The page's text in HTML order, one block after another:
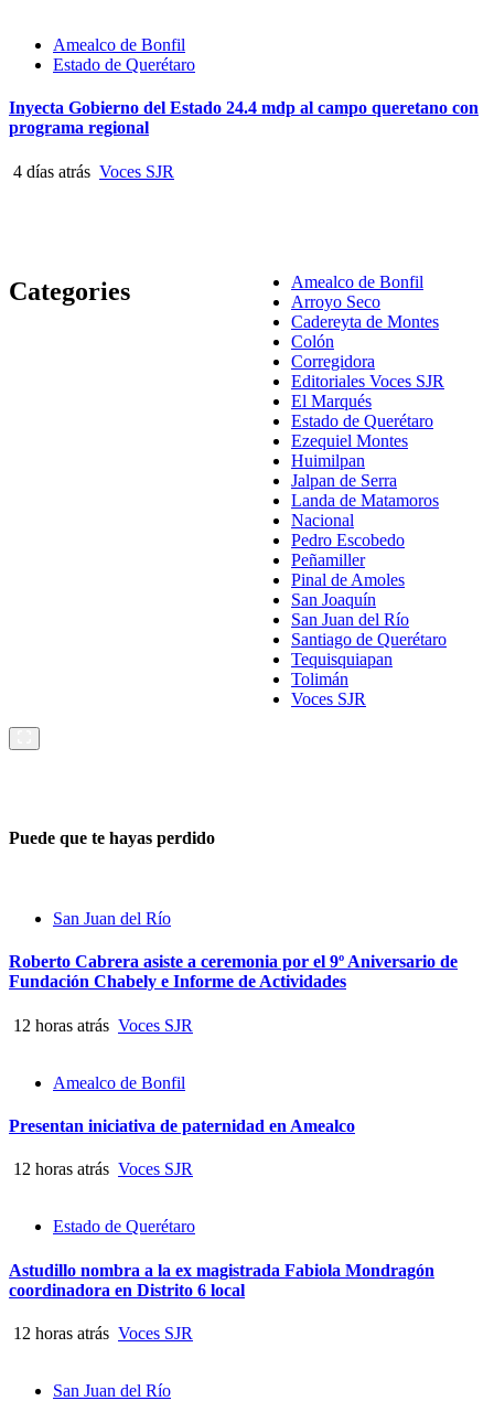
Amealco de Bonfil
Estado de Querétaro
Inyecta Gobierno del Estado 24.4 mdp al campo queretano con
programa regional
4 días atrás Voces SJR
Categories
Amealco de Bonfil
Arroyo Seco
Cadereyta de Montes
Colón
Corregidora
Editoriales Voces SJR
El Marqués
Estado de Querétaro
Ezequiel Montes
Huimilpan
Jalpan de Serra
Landa de Matamoros
Nacional
Pedro Escobedo
Peñamiller
Pinal de Amoles
San Joaquín
San Juan del Río
Santiago de Querétaro
Tequisquiapan
Tolimán
Voces SJR
Puede que te hayas perdido
San Juan del Río
Roberto Cabrera asiste a ceremonia por el 9º Aniversario de
Fundación Chabely e Informe de Actividades
12 horas atrás Voces SJR
Amealco de Bonfil
Presentan iniciativa de paternidad en Amealco
12 horas atrás Voces SJR
Estado de Querétaro
Astudillo nombra a la ex magistrada Fabiola Mondragón
coordinadora en Distrito 6 local
12 horas atrás Voces SJR
San Juan del Río